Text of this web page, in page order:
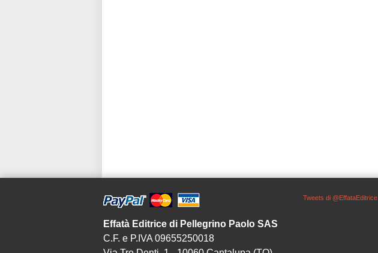
Effatà Editrice di Pellegrino Paolo SAS
C.F. e P.IVA 09655250018
Tweets di @EffataEditrice